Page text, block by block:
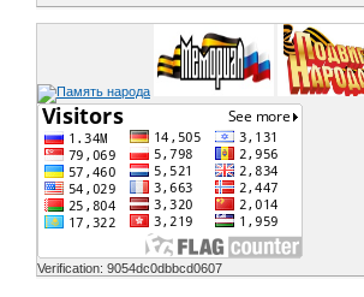
Verification: 9054dc0dbbcd0607